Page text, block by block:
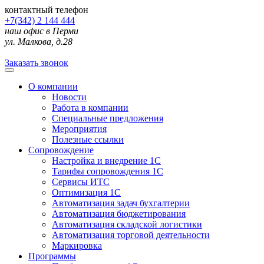
контактный телефон
+7(342) 2 144 444
наш офис в Перми
ул. Малкова, д.28
Заказать звонок
О компании
Новости
Работа в компании
Специальные предложения
Мероприятия
Полезные ссылки
Сопровождение
Настройка и внедрение 1С
Тарифы сопровождения 1С
Сервисы ИТС
Оптимизация 1С
Автоматизация задач бухгалтерии
Автоматизация бюджетирования
Автоматизация складской логистики
Автоматизация торговой деятельности
Маркировка
Программы